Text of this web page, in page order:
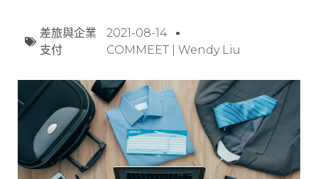
差旅與企業
支付
2021-08-14
COMMEET | Wendy Liu